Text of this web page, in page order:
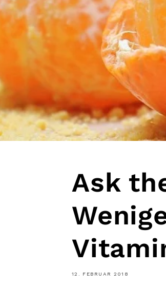
Ask
12. FEBRUAR 2018